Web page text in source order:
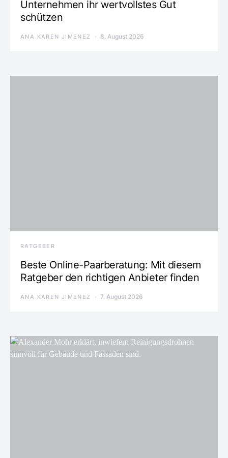
Unternehmen ihr wertvollstes Gut
schützen
ANA KAREN JIMENEZ 8. August 2026
RATGEBER
Beste Online-Paarberatung: Mit diesem
Ratgeber den richtigen Anbieter finden
ANA KAREN JIMENEZ 7. August 2026